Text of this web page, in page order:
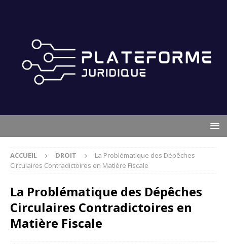
ACCUEIL DROIT
La Problématique des Dépêches
Circulaires Contradictoires en Matière Fiscale
La Problématique des Dépêches
Circulaires Contradictoires en
Matière Fiscale